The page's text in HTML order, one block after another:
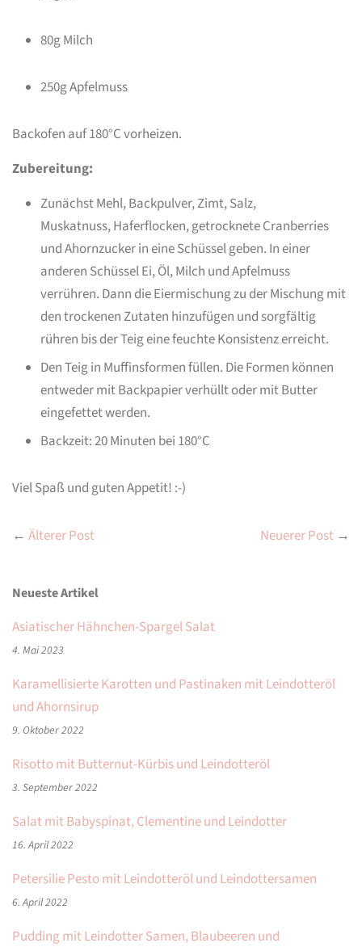
80g Milch
250g Apfelmuss
Backofen auf 180°C vorheizen.
Zubereitung:
Zunächst Mehl, Backpulver, Zimt, Salz,
Muskatnuss, Haferflocken, getrocknete Cranberries
und Ahornzucker in eine Schüssel geben. In einer
anderen Schüssel Ei, Öl, Milch und Apfelmuss
verrühren. Dann die Eiermischung zu der Mischung mit
den trockenen Zutaten hinzufügen und sorgfältig
rühren bis der Teig eine feuchte Konsistenz erreicht.
Den Teig in Muffinsformen füllen. Die Formen können
entweder mit Backpapier verhüllt oder mit Butter
eingefettet werden.
Backzeit: 20 Minuten bei 180°C
Viel Spaß und guten Appetit! :-)
← Älterer Post Neuerer Post →
Neueste Artikel
Asiatischer Hähnchen-Spargel Salat
4. Mai 2023
Karamellisierte Karotten und Pastinaken mit Leindotteröl
und Ahornsirup
9. Oktober 2022
Risotto mit Butternut-Kürbis und Leindotteröl
3. September 2022
Salat mit Babyspinat, Clementine und Leindotter
16. April 2022
Petersilie Pesto mit Leindotteröl und Leindottersamen
6. April 2022
Pudding mit Leindotter Samen, Blaubeeren und